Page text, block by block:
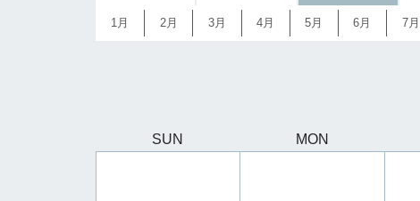
1月 2月 3月 4月 5月 6月 7月
SUN MON